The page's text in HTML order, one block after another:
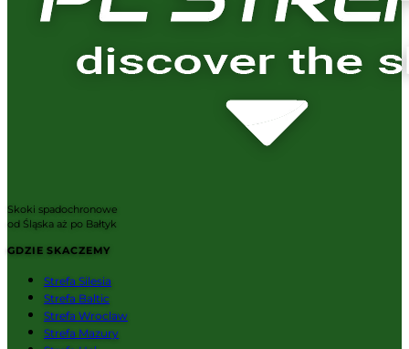
Skoki spadochronowe
od Śląska aż po Bałtyk
GDZIE SKACZEMY
Strefa Silesia
Strefa Baltic
Strefa Wroclaw
Strefa Mazury